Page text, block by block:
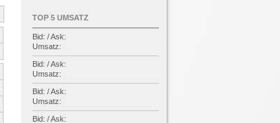
TOP 5 UMSATZ
Bid: / Ask:
Umsatz:
Bid: / Ask:
Umsatz:
Bid: / Ask:
Umsatz:
Bid: / Ask: